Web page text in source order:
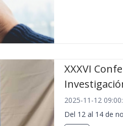
XXXVI
2025-11-12
Del 12 al 14 de